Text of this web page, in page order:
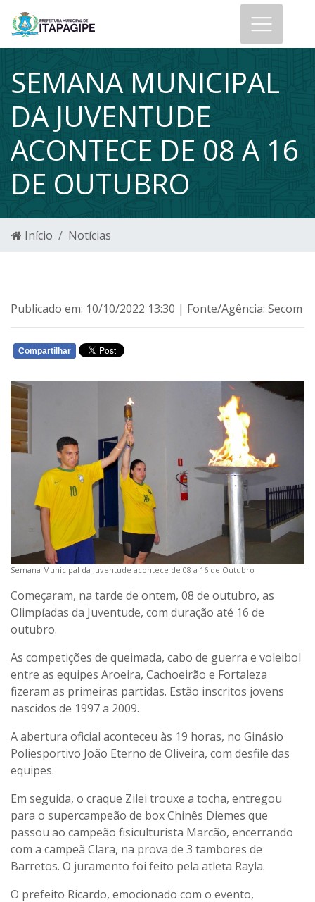
SEMANA MUNICIPAL
DA JUVENTUDE
ACONTECE DE 08 A 16
DE OUTUBRO
Início Notícias
Publicado em: 10/10/2022 13:30 | Fonte/Agência: Secom
Compartilhar
Semana Municipal da Juventude acontece de 08 a 16 de Outubro
Começaram, na tarde de ontem, 08 de outubro, as
Olimpíadas da Juventude, com duração até 16 de
outubro.
As competições de queimada, cabo de guerra e voleibol
entre as equipes Aroeira, Cachoeirão e Fortaleza
fizeram as primeiras partidas. Estão inscritos jovens
nascidos de 1997 a 2009.
A abertura oficial aconteceu às 19 horas, no Ginásio
Poliesportivo João Eterno de Oliveira, com desfile das
equipes.
Em seguida, o craque Zilei trouxe a tocha, entregou
para o supercampeão de box Chinês Diemes que
passou ao campeão fisiculturista Marcão, encerrando
com a campeã Clara, na prova de 3 tambores de
Barretos. O juramento foi feito pela atleta Rayla.
O prefeito Ricardo, emocionado com o evento,